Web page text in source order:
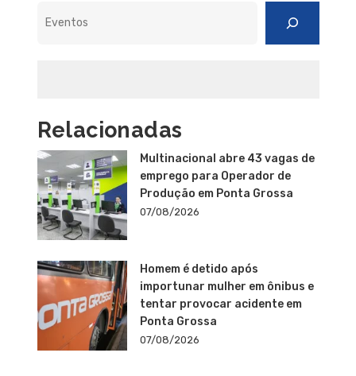
Relacionadas
Multinacional abre 43 vagas de
emprego para Operador de
Produção em Ponta Grossa
07/08/2026
Homem é detido após
importunar mulher em ônibus e
tentar provocar acidente em
Ponta Grossa
07/08/2026